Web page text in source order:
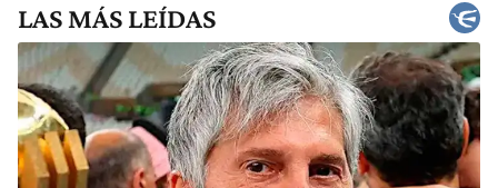
LAS MÁS LEÍDAS